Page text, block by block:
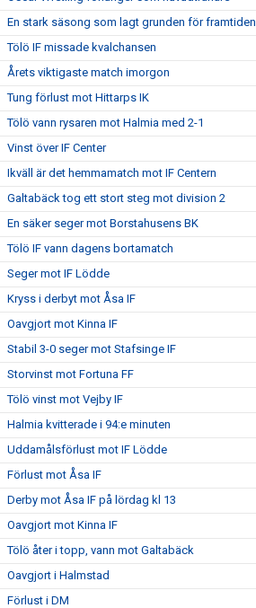
En stark säsong som lagt grunden för framtiden
Tölö IF missade kvalchansen
Årets viktigaste match imorgon
Tung förlust mot Hittarps IK
Tölö vann rysaren mot Halmia med 2-1
Vinst över IF Center
Ikväll är det hemmamatch mot IF Centern
Galtabäck tog ett stort steg mot division 2
En säker seger mot Borstahusens BK
Tölö IF vann dagens bortamatch
Seger mot IF Lödde
Kryss i derbyt mot Åsa IF
Oavgjort mot Kinna IF
Stabil 3-0 seger mot Stafsinge IF
Storvinst mot Fortuna FF
Tölö vinst mot Vejby IF
Halmia kvitterade i 94:e minuten
Uddamålsförlust mot IF Lödde
Förlust mot Åsa IF
Derby mot Åsa IF på lördag kl 13
Oavgjort mot Kinna IF
Tölö åter i topp, vann mot Galtabäck
Oavgjort i Halmstad
Förlust i DM